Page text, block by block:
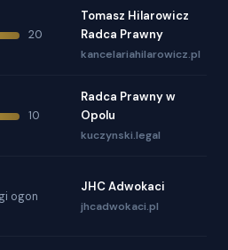
20
Tomasz Hilarowicz
️Radca Prawny
kancelariahilarowicz.pl
10
Radca Prawny w
Opolu
kuczynski.legal
ogon
JHC Adwokaci
jhcadwokaci.pl